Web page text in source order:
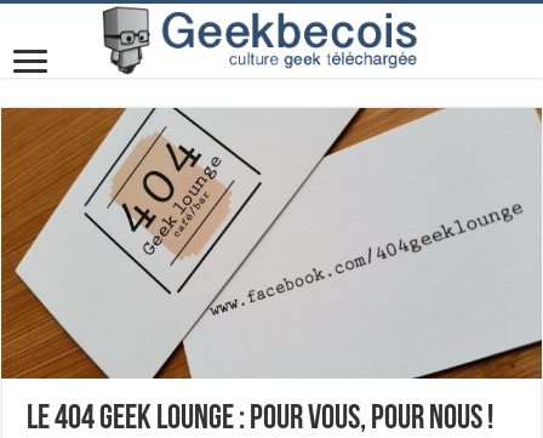
Le 404 Geek Lounge : pour vous, pour nous !